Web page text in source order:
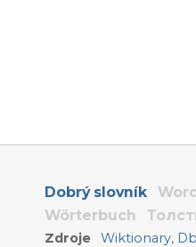
Dobrý slovník
Wörterbuch
Zdroje Wiktionary,